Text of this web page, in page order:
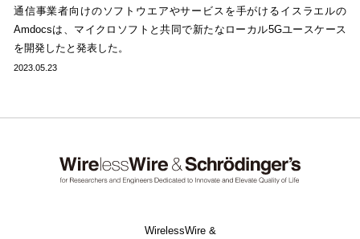
通信事業者向けのソフトウエアやサービスを手がけるイスラエルの
Amdocsは、マイクロソフトと共同で新たなローカル5Gユースケース
を開発したと発表した。
2023.05.23
WirelessWire &